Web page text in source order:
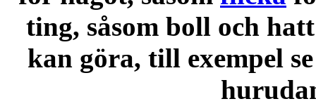
ting, såsom boll och
kan göra, till exempel